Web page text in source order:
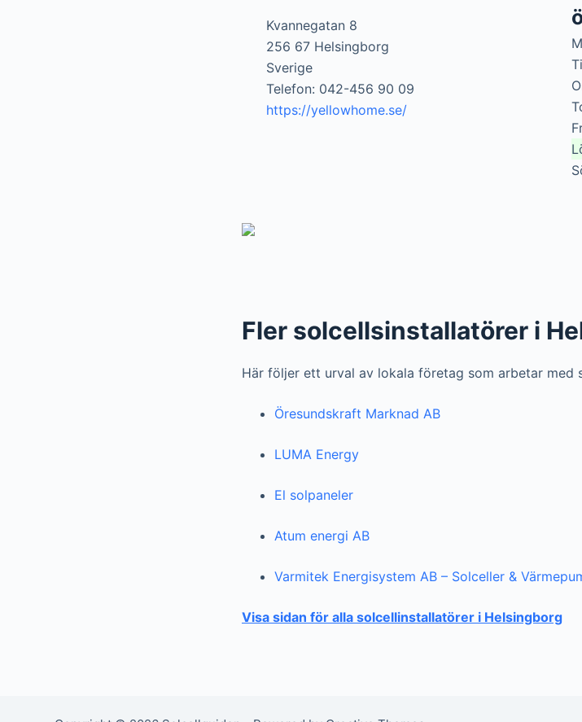
Kvannegatan 8
256 67 Helsingborg
Sverige
Telefon: 042-456 90 09
https://yellowhome.se/
Fler solcellsinstallatörer i
Här följer ett urval av lokala företag som arbetar med
Öresundskraft Marknad AB
LUMA Energy
El solpaneler
Atum energi AB
Varmitek Energisystem AB – Solceller &
Visa sidan för alla solcellinstallatörer i Helsingborg